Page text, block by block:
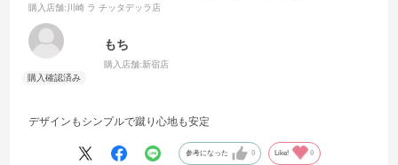
購入店舗:川崎 ラ チッタデッラ店
もち
購入店舗:新宿店
デザインもシンプルで蹴り心地も安定
参考になった 0 Like! 0